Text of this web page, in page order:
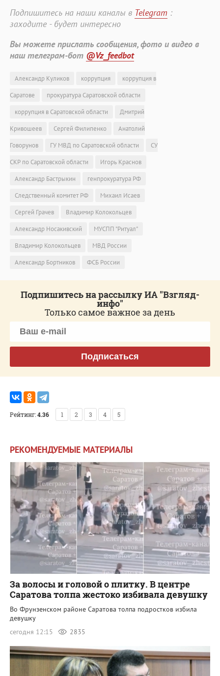
Подпишитесь на наши каналы в Telegram :
заходите - будет интересно
Вы можете прислать сообщения, фото и видео в
наш телеграм-бот @Vz_feedbot
Александр Куликов коррупция
коррупция в
Саратове
прокуратура Саратовской области
коррупция в Саратовской области
Дмитрий
Кривошеев
Сергей Филипенко
Анатолий
Говорунов
ГУ МВД по Саратовской области
СУ
СКР по Саратовской области
Игорь Краснов
Александр Бастрыкин
генпрокуратура РФ
Следственный комитет РФ
Михаил Исаев
Сергей Грачев
Владимир Колокольцев
Александр Носакивский
МУСПП "Ритуал"
Владимир Колокольцев
МВД России
Александр Бортников
ФСБ России
Подпишитесь на рассылку ИА "Взгляд-
инфо"
Только самое важное за день
Подписаться
Рейтинг:4.36 1 2 3 4 5
РЕКОМЕНДУЕМЫЕ МАТЕРИАЛЫ
За волосы и головой о плитку. В центре
Саратова толпа жестоко избивала девушку
Во Фрунзенском районе Саратова толпа подростков избила
девушку
сегодня 12:15
2835